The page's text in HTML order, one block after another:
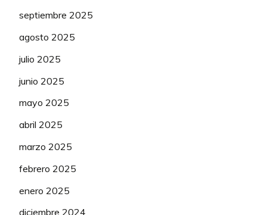
septiembre 2025
agosto 2025
julio 2025
junio 2025
mayo 2025
abril 2025
marzo 2025
febrero 2025
enero 2025
diciembre 2024